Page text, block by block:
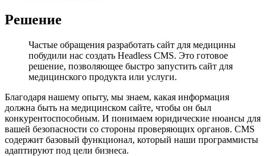
Решение
Частые обращения разработать сайт для медицины
побудили нас создать Headless CMS. Это готовое
решение, позволяющее быстро запустить сайт для
медицинского продукта или услуги.
Благодаря нашему опыту, мы знаем, какая информация
должна быть на медицинском сайте, чтобы он был
конкурентоспособным. И понимаем юридические нюансы для
вашей безопасности со стороны проверяющих органов. CMS
содержит базовый функционал, который наши программисты
адаптируют под цели бизнеса.